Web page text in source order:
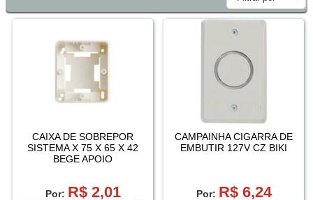
CAIXA DE SOBREPOR
SISTEMA X 75 X 65 X 42
BEGE APOIO
Por: R$ 2,01
CAMPAINHA CIGARRA DE
EMBUTIR 127V CZ BIKI
Por: R$ 6,24